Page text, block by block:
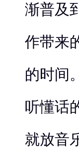
渐普及
作带来
的时间
听懂话
就放音